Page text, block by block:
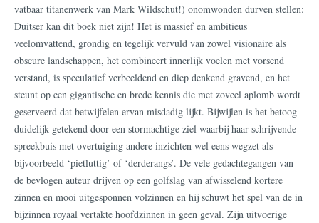
vatbaar titanenwerk van Mark Wildschut!) onomwonden durven stellen:
Duitser kan dit boek niet zijn! Het is massief en ambitieus
veelomvattend, grondig en tegelijk vervuld van zowel visionaire als
obscure landschappen, het combineert innerlijk voelen met vorsend
verstand, is speculatief verbeeldend en diep denkend gravend, en het
steunt op een gigantische en brede kennis die met zoveel aplomb wordt
geserveerd dat betwijfelen ervan misdadig lijkt. Bijwijlen is het betoog
duidelijk getekend door een stormachtige ziel waarbij haar schrijvende
spreekbuis met overtuiging andere inzichten wel eens wegzet als
bijvoorbeeld ‘pietluttig’ of ‘derderangs’. De vele gedachtegangen van
de bevlogen auteur drijven op een golfslag van afwisselend kortere
zinnen en mooi uitgesponnen volzinnen en hij schuwt het spel van de in
bijzinnen royaal vertakte hoofdzinnen in geen geval. Zijn uitvoerige